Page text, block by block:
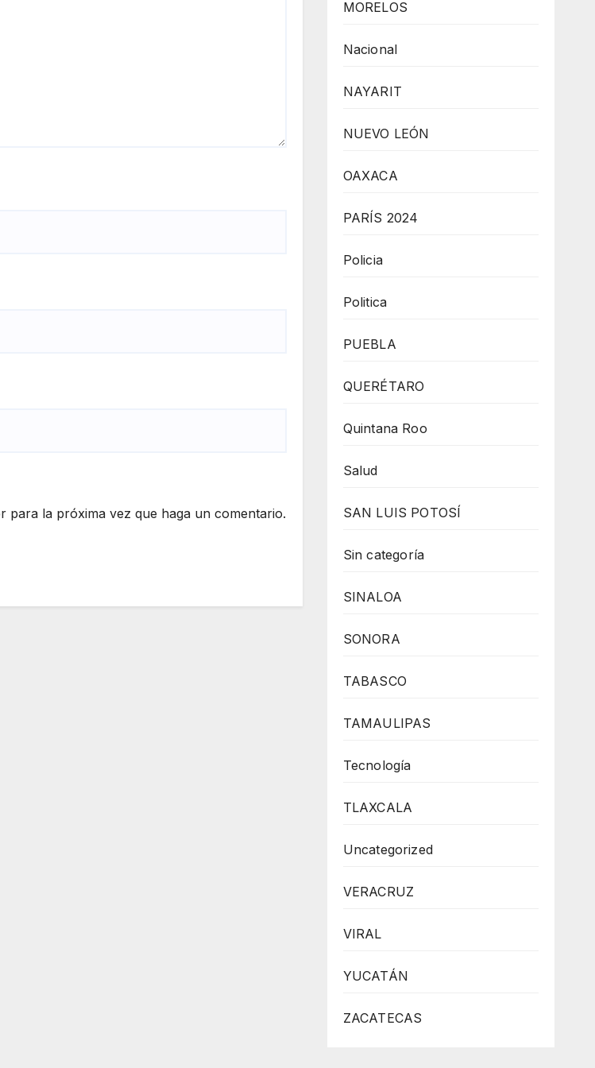
la próxima vez que haga un comentario.
MORELOS
Nacional
NAYARIT
NUEVO LEÓN
OAXACA
PARÍS 2024
Policia
Politica
PUEBLA
QUERÉTARO
Quintana Roo
Salud
SAN LUIS POTOSÍ
Sin categoría
SINALOA
SONORA
TABASCO
TAMAULIPAS
Tecnología
TLAXCALA
Uncategorized
VERACRUZ
VIRAL
YUCATÁN
ZACATECAS